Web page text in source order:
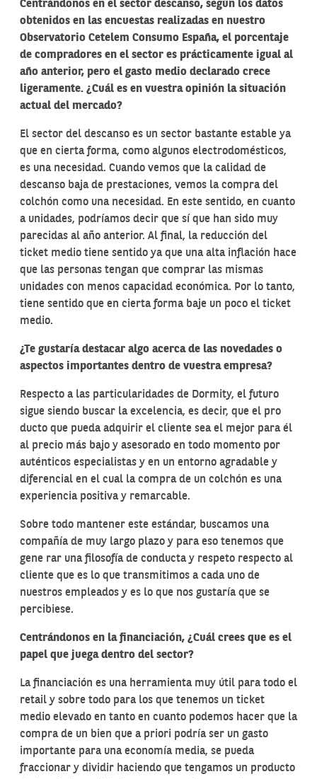
Centrándonos en el sector descanso, según los datos
obtenidos en las encuestas realizadas en nuestro
Observatorio Cetelem Consumo España, el porcentaje
de compradores en el sector es prácticamente igual al
año anterior, pero el gasto medio declarado crece
ligeramente. ¿Cuál es en vuestra opinión la situación
actual del mercado?
El sector del descanso es un sector bastante estable ya
que en cierta forma, como algunos electrodomésticos,
es una necesidad. Cuando vemos que la calidad de
descanso baja de prestaciones, vemos la compra del
colchón como una necesidad. En este sentido, en cuanto
a unidades, podríamos decir que sí que han sido muy
parecidas al año anterior. Al final, la reducción del
ticket medio tiene sentido ya que una alta inflación hace
que las personas tengan que comprar las mismas
unidades con menos capacidad económica. Por lo tanto,
tiene sentido que en cierta forma baje un poco el ticket
medio.
¿Te gustaría destacar algo acercade las novedades o
aspectos importantes dentro de vuestra empresa?
Respecto a las particularidades de Dormity, el futuro
sigue siendo buscar la excelencia, es decir, que el pro
ducto que pueda adquirir el cliente sea el mejor para él
al precio más bajo y asesorado en todo momento por
auténticos especialistas y en un entorno agradable y
diferencial en el cual la compra de un colchón es una
experiencia positiva y remarcable.
Sobre todo mantener este estándar, buscamos una
compañía de muy largo plazo y para eso tenemos que
gene rar una filosofía de conducta y respeto respecto al
cliente que es lo que transmitimos a cada uno de
nuestros empleados y es lo que nos gustaría que se
percibiese.
Centrándonos en la financiación, ¿Cuál crees que es el
papel que juega dentro del sector?
La financiación es una herramienta muy útil para todo el
retail y sobre todo para los que tenemos un ticket
medio elevado en tanto en cuanto podemos hacer que la
compra de un bien que a priori podría ser un gasto
importante para una economía media, se pueda
fraccionar y dividir haciendo que tengamos un producto